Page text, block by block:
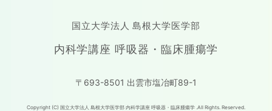
国立大学法人 島根大学医学部
内科学講座 呼吸器・臨床腫瘍学
〒693-8501 出雲市塩冶町89-1
Copyright (C) 国立大学法人 島根大学医学部 内科学講座 呼吸器・臨床腫瘍学 .All Rights. Reserved.